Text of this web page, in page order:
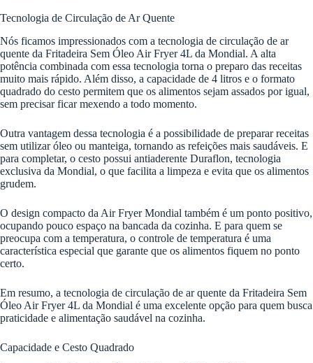
Tecnologia de Circulação de Ar Quente
Nós ficamos impressionados com a tecnologia de circulação de ar
quente da Fritadeira Sem Óleo Air Fryer 4L da Mondial. A alta
potência combinada com essa tecnologia torna o preparo das receitas
muito mais rápido. Além disso, a capacidade de 4 litros e o formato
quadrado do cesto permitem que os alimentos sejam assados por igual,
sem precisar ficar mexendo a todo momento.
Outra vantagem dessa tecnologia é a possibilidade de preparar receitas
sem utilizar óleo ou manteiga, tornando as refeições mais saudáveis. E
para completar, o cesto possui antiaderente Duraflon, tecnologia
exclusiva da Mondial, o que facilita a limpeza e evita que os alimentos
grudem.
O design compacto da Air Fryer Mondial também é um ponto positivo,
ocupando pouco espaço na bancada da cozinha. E para quem se
preocupa com a temperatura, o controle de temperatura é uma
característica especial que garante que os alimentos fiquem no ponto
certo.
Em resumo, a tecnologia de circulação de ar quente da Fritadeira Sem
Óleo Air Fryer 4L da Mondial é uma excelente opção para quem busca
praticidade e alimentação saudável na cozinha.
Capacidade e Cesto Quadrado